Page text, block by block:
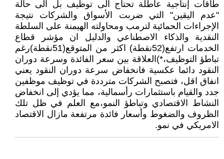
طاقات إنتاجية عاطلة تحتاج الى توظيف بل الى حالة
"عدم اليقين" التي ضربت الأسواق والشركات نتيجة
الإجراءات الحمائية لترمب ومحاولته الهيمنة على السلطة
النقدية والذكاء الاصطناعي والدليل ان مؤشر قطاع
الخدمات ارتفع(52نقطة) اكثر من المتوقع(51نقطة)رغم
تباطؤ التوظيف،*)العلاقة بين سعر الفائدة وسرعة دوران
النقود دائما عكسية فانخفاض سرعة دوران النقود يعني
انفاق اقل، فتصبح الشركات مترددة في توظيف موظفين
جدد والقيام باستثمارات رأسمالية، مما يؤدي إلى انخفاض
النشاط الاقتصادي وتباطؤ النمو،مع العلم في ظل تلك
الظروف والضغوط وأسعار فائدة مرتفعة مازال الاقتصاد
الامريكي في نمو.